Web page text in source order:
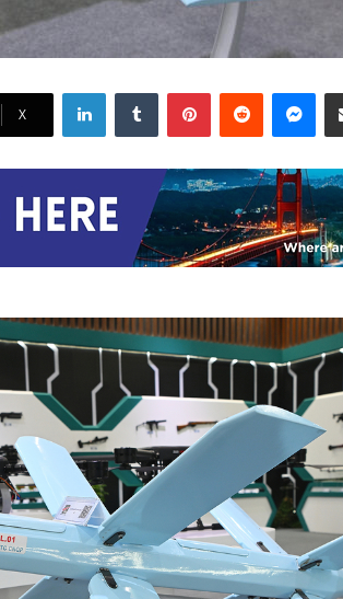
X
LinkedInTumblr PinterestReddit